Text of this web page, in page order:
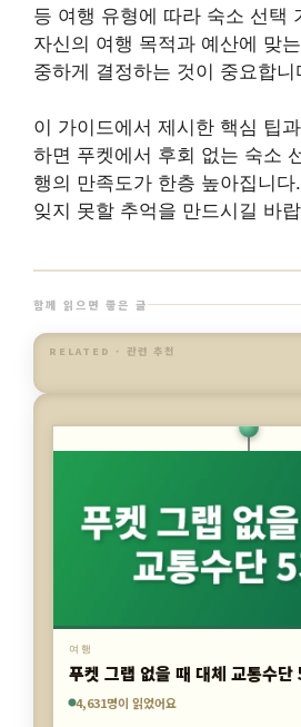
등 여행 유형에 따라 숙소 선택
자신의 여행 목적과 예산에 맞
중하게 결정하는 것이 중요합니
이 가이드에서 제시한 핵심 팁
하면 푸켓에서 후회 없는 숙소
행의 만족도가 한층 높아집니
잊지 못할 추억을 만드시길 바
함께 읽으면 좋은 글
RELATED · 관련 추천
7,609명이 읽었어요
4,631명이 읽었어요
여행
태국 푸켓 3박 여행, 비용 절감 꿀
4,179명이 읽었어요